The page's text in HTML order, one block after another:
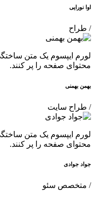
اوا نورایی
/ طراح
لورم ایپسوم یک متن
محتوای صفحه را پر کنند.
بهمن بهمنی
/ طراح سایت
لورم ایپسوم یک متن
محتوای صفحه را پر کنند.
جواد جوادی
/ متخصص سئو